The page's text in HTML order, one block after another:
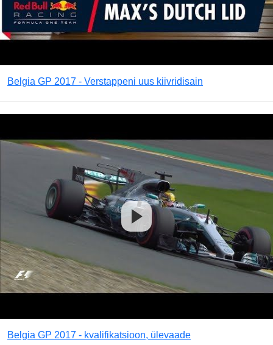
Belgia GP 2017 - Verstappeni uus kiivridisain
Belgia GP 2017 - kvalifikatsioon, ülevaade